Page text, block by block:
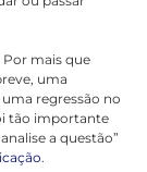
Por mais que
uma
regressão no
tão importante
a questão”
.